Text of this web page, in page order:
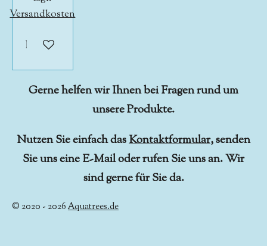
Versandkosten
In den Warenkorb
Gerne helfen wir Ihnen bei Fragen rund um
unsere Produkte.
Nutzen Sie einfach dasKontaktformular, senden
Sie uns eine E-Mail oder rufen Sie uns an. Wir
sind gerne für Sie da.
© 2020 - 2026Aquatrees.de